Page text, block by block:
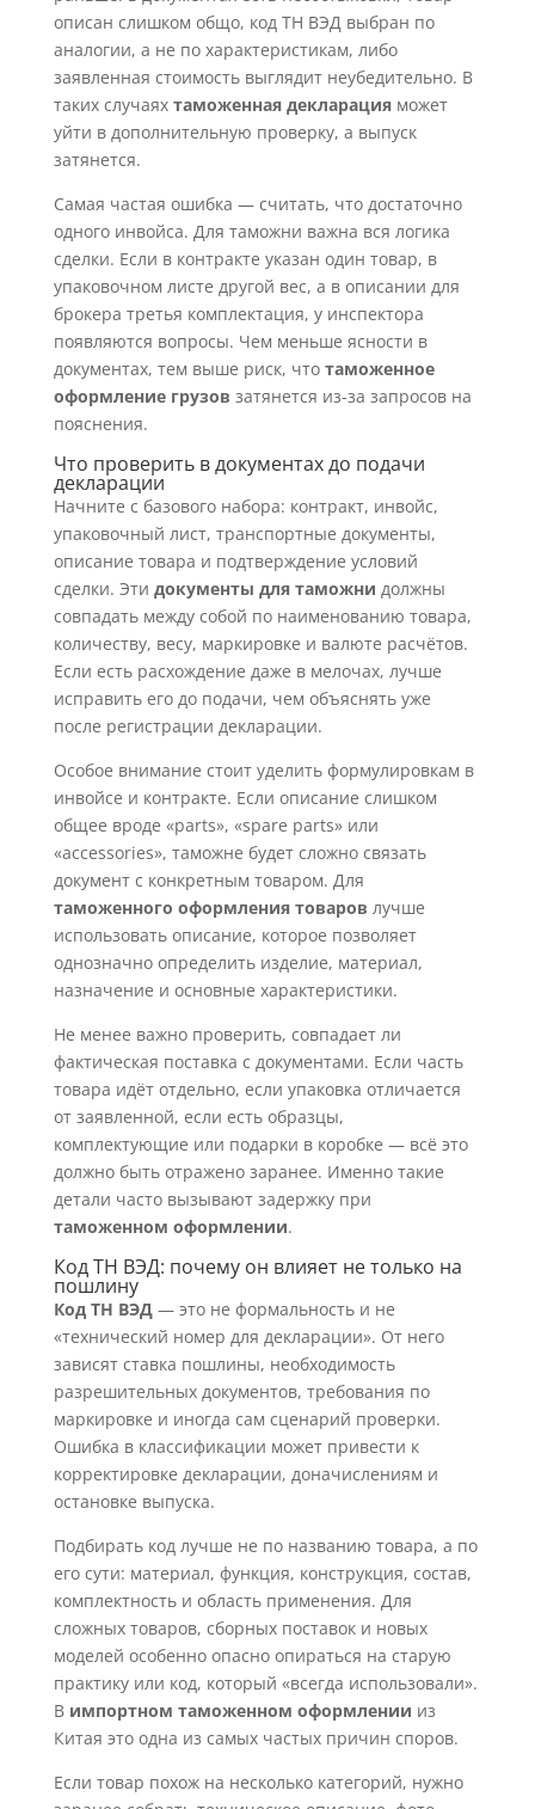
описан слишком общо, код ТН ВЭД выбран по
аналогии, а не по характеристикам, либо
заявленная стоимость выглядит неубедительно. В
таких случаях таможенная декларацияможет
уйти в дополнительную проверку, а выпуск
затянется.
Самая частая ошибка — считать, что достаточно
одного инвойса. Для таможни важна вся логика
сделки. Если в контракте указан один товар, в
упаковочном листе другой вес, а в описании для
брокера третья комплектация, у инспектора
появляются вопросы. Чем меньше ясности в
документах, тем выше риск, что таможенное
оформление грузов затянется из-за запросов на
пояснения.
Что проверить в документах до подачи
декларации
Начните с базового набора: контракт, инвойс,
упаковочный лист, транспортные документы,
описание товара и подтверждение условий
сделки. Эти документы для таможни должны
совпадать между собой по наименованию товара,
количеству, весу, маркировке и валюте расчётов.
Если есть расхождение даже в мелочах, лучше
исправить его до подачи, чем объяснять уже
после регистрации декларации.
Особое внимание стоит уделить формулировкам в
инвойсе и контракте. Если описание слишком
общее вроде «parts», «spare parts» или
«accessories», таможне будет сложно связать
документ с конкретным товаром. Для
таможенного оформления товаров лучше
использовать описание, которое позволяет
однозначно определить изделие, материал,
назначение и основные характеристики.
Не менее важно проверить, совпадает ли
фактическая поставка с документами. Если часть
товара идёт отдельно, если упаковка отличается
от заявленной, если есть образцы,
комплектующие или подарки в коробке — всё это
должно быть отражено заранее. Именно такие
детали часто вызывают задержку при
таможенном оформлении.
Код ТН ВЭД: почему он влияет не только на
пошлину
Код ТН ВЭД— это не формальность и не
«технический номер для декларации». От него
зависят ставка пошлины, необходимость
разрешительных документов, требования по
маркировке и иногда сам сценарий проверки.
Ошибка в классификации может привести к
корректировке декларации, доначислениям и
остановке выпуска.
Подбирать код лучше не по названию товара, а по
его сути: материал, функция, конструкция, состав,
комплектность и область применения. Для
сложных товаров, сборных поставок и новых
моделей особенно опасно опираться на старую
практику или код, который «всегда использовали».
В импортном таможенном оформлении из
Китая это одна из самых частых причин споров.
Если товар похож на несколько категорий, нужно